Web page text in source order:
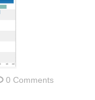
0 Comments